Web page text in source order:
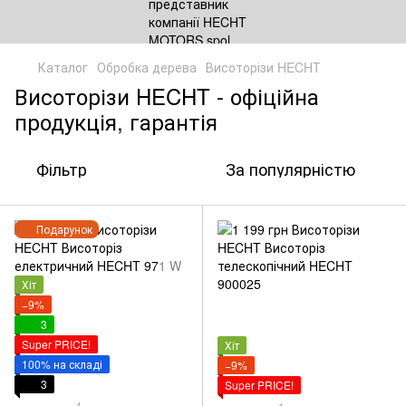
Каталог Обробка дерева Висоторізи HECHT
Висоторізи HECHT - офіційна
продукція, гарантія
Фільтр За популярністю
Подарунок
Хіт
−9%
3
Super PRICE!
100% на складі
3
Хіт
−9%
Super PRICE!